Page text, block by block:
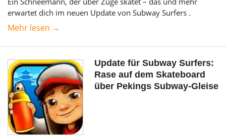
erwartet dich im neuen Update von Subway Surfers .
Mehr lesen →
Update für Subway Surfers:
Rase auf dem Skateboard
über Pekings Subway-Gleise